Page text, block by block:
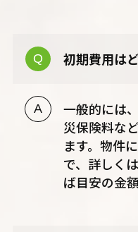
初期費用は
一般的には
災保険料な
ます。物件
で、詳しく
ば目安の金